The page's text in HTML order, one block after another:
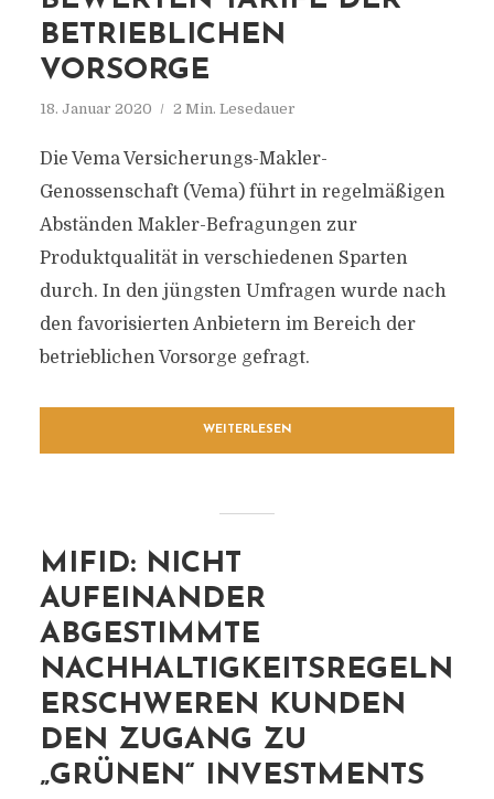
BETRIEBLICHEN
VORSORGE
18. Januar 2020 2 Min. Lesedauer
Die Vema Versicherungs-Makler-
Genossenschaft (Vema) führt in regelmäßigen
Abständen Makler-Befragungen zur
Produktqualität in verschiedenen Sparten
durch. In den jüngsten Umfragen wurde nach
den favorisierten Anbietern im Bereich der
betrieblichen Vorsorge gefragt.
WEITERLESEN
MIFID: NICHT
AUFEINANDER
ABGESTIMMTE
NACHHALTIGKEITSREGELN
ERSCHWEREN KUNDEN
DEN ZUGANG ZU
„GRÜNEN“ INVESTMENTS